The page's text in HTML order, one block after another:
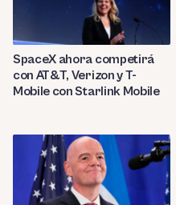
SpaceX ahora competirá
con AT&T, Verizon y T-
Mobile con Starlink Mobile